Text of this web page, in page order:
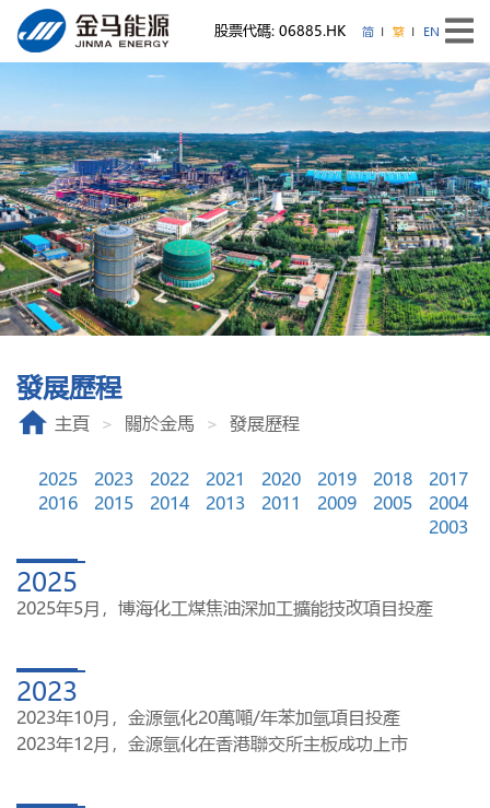
股票代碼: 06885.HK 简 繁 EN
發展歷程
主頁 關於金馬 發展歷程
2025 2023 2022 2021 2020 2019 2018
2017
2016
2015 2014 2013 2011 2009 2005
2004
2003
2025
2025年5月，博海化工煤焦油深加工擴能技改項目投產
2023
2023年10月，金源氫化20萬噸/年苯加氫項目投產
2023年12月，金源氫化在香港聯交所主板成功上市